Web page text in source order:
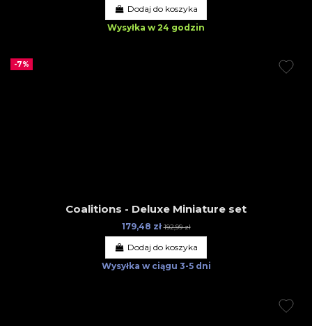
Dodaj do koszyka
Wysyłka w 24 godzin
-7%
Coalitions - Deluxe Miniature set
179,48 zł192,99 zł
Dodaj do koszyka
Wysyłka w ciągu 3-5 dni